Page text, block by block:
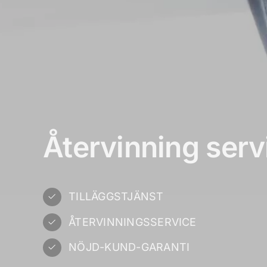
Återvinning
TILLÄGGSTJÄNST
ÅTERVINNINGSSERVICE
NÖJD-KUND-GARANTI